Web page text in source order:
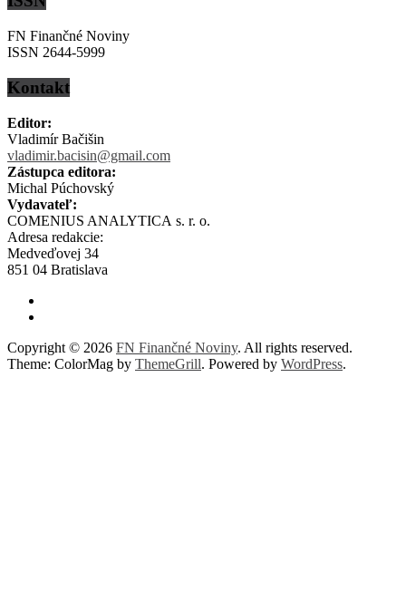
FN Finančné Noviny
ISSN 2644-5999
Kontakt
Editor:
Vladimír Bačišin
vladimir.bacisin@gmail.com
Zástupca editora:
Michal Púchovský
Vydavateľ:
COMENIUS ANALYTICA s. r. o.
Adresa redakcie:
Medveďovej 34
851 04 Bratislava
Copyright © 2026 FN Finančné Noviny. All rights reserved.
Theme: ColorMag by ThemeGrill. Powered by WordPress.